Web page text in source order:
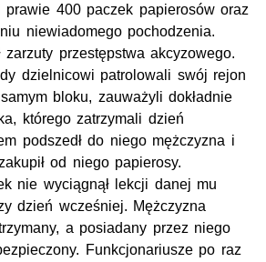
400 paczek papierosów oraz
niewiadomego pochodzenia.
zarzuty przestępstwa akcyzowego.
dzielnicowi patrolowali swój rejon
bloku, zauważyli dokładnie
którego zatrzymali dzień
podszedł do niego mężczyzna i
od niego papierosy.
nie wyciągnął lekcji danej mu
dzień wcześniej. Mężczyzna
a posiadany przez niego
Funkcjonariusze po raz